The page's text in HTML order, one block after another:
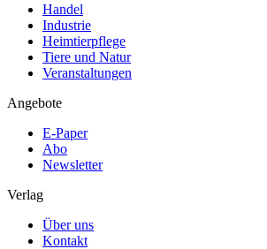
Handel
Industrie
Heimtierpflege
Tiere und Natur
Veranstaltungen
Angebote
E-Paper
Abo
Newsletter
Verlag
Über uns
Kontakt